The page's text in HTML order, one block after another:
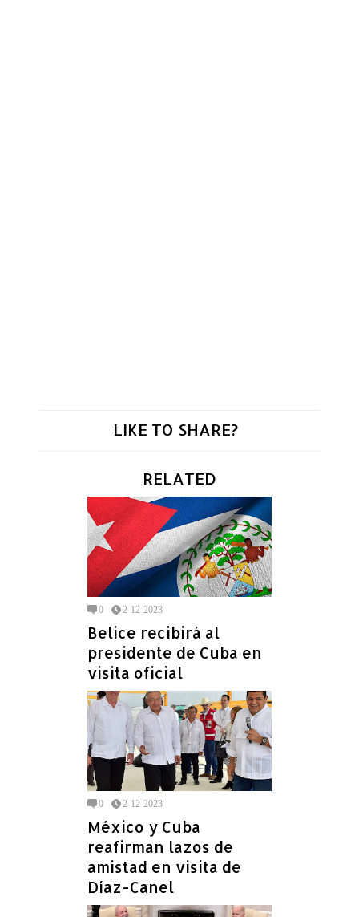
LIKE TO SHARE?
RELATED
0 2-12-2023
Belice recibirá al
presidente de Cuba en
visita oficial
0 2-12-2023
México y Cuba
reafirman lazos de
amistad en visita de
Díaz-Canel